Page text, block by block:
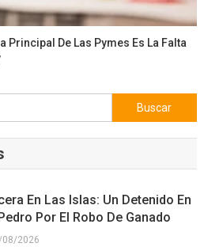
Principal De Las Pymes Es La Falta
Buscar:
En Las Islas: Un Detenido En
Por El Robo De Ganado
08/2026